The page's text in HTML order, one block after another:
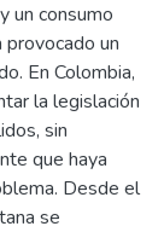
un consumo
un
En Colombia,
la legislación
sin
que haya
Desde el
se